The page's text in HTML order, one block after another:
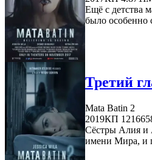
Ещё с детства
было особенно
Третий
Mata Batin 2
2019КП
Сёстры Алия и
имени Мира, и